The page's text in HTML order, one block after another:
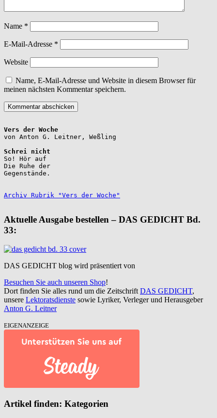
Name *
E-Mail-Adresse *
Website
Name, E-Mail-Adresse und Website in diesem Browser für
meinen nächsten Kommentar speichern.
Vers der Woche
Schrei nicht
So! Hör auf
Die Ruhe der
Gegenstände.
Archiv Rubrik "Vers der Woche"
Aktuelle Ausgabe bestellen – DAS GEDICHT Bd.
33:
DAS GEDICHT blog wird präsentiert von
Besuchen Sie auch unseren Shop!
Dort finden Sie alles rund um die Zeitschrift DAS GEDICHT,
unsere Lektoratsdienste sowie Lyriker, Verleger und Herausgeber
Anton G. Leitner
EIGENANZEIGE
Artikel finden: Kategorien